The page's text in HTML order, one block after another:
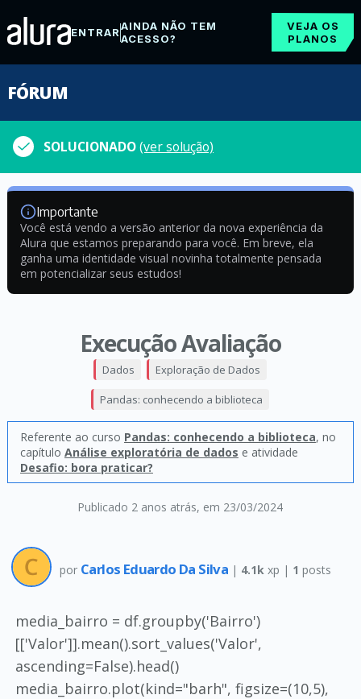
ENTRARAINDA NÃO TEM
ACESSO?
VEJA OS
PLANOS
FÓRUM
SOLUCIONADO(ver solução)
Importante
Você está vendo a versão anterior da nova experiência da
Alura que estamos preparando para você. Em breve, ela
ganha uma identidade visual novinha totalmente pensada
em potencializar seus estudos!
Execução Avaliação
Publicado 2 anos atrás, em 23/03/2024
Dados Exploração de Dados
Pandas: conhecendo a biblioteca
Referente ao curso Pandas: conhecendo a biblioteca, no
capítulo Análise exploratória de dados e atividade
Desafio: bora praticar?
por Carlos Eduardo Da Silva | 4.1k xp | 1 posts
media_bairro = df.groupby('Bairro')
[['Valor']].mean().sort_values('Valor',
ascending=False).head()
media_bairro.plot(kind="barh", figsize=(10,5),